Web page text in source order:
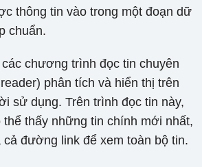
thông tin vào trong một đoạn dữ
chuẩn.
chương trình đọc tin chuyên
phân tích và hiển thị trên
sử dụng. Trên trình đọc tin này,
thấy những tin chính mới nhất,
cả đường link để xem toàn bộ tin.